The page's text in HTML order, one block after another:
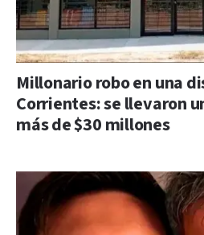
Millonario robo en una
Corrientes: se llevaron
más de $30 millones